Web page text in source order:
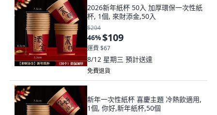
2026新年紙杯 50入 加厚環保一次性紙
杯, 1個, 來財添金,50入
$204
46%$109
運費 $67
8/12 星期三 預計送達
免費退貨
新年一次性紙杯 喜慶主題 冷熱飲適用,
1個, 你好,新年紙杯,50個